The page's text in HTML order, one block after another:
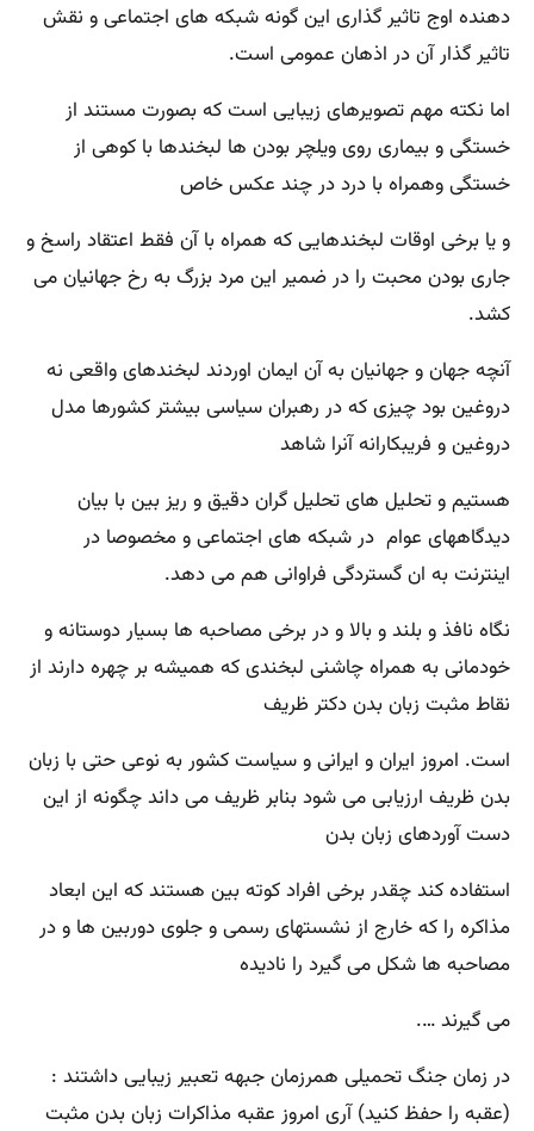
دهنده اوج تاثیر گذاری این گونه شبکه های اجتماعی و نقش
تاثیر گذار آن در اذهان عمومی است.
اما نکته مهم تصویرهای زیبایی است که بصورت مستند از
خستگی و بیماری روی ویلچر بودن ها لبخندها با کوهی از
خستگی وهمراه با درد در چند عکس خاص
و یا برخی اوقات لبخندهایی که همراه با آن فقط اعتقاد راسخ و
جاری بودن محبت را در ضمیر این مرد بزرگ به رخ جهانیان می
کشد.
آنچه جهان و جهانیان به آن ایمان اوردند لبخندهای واقعی نه
دروغین بود چیزی که در رهبران سیاسی بیشتر کشورها مدل
دروغین و فریبکارانه آنرا شاهد
هستیم و تحلیل های تحلیل گران دقیق و ریز بین با بیان
دیدگاههای عوام در شبکه های اجتماعی و مخصوصا در
اینترنت به ان گستردگی فراوانی هم می دهد.
نگاه نافذ و بلند و بالا و در برخی مصاحبه ها بسیار دوستانه و
خودمانی به همراه چاشنی لبخندی که همیشه بر چهره دارند از
نقاط مثبت زبان بدن دکتر ظریف
است. امروز ایران و ایرانی و سیاست کشور به نوعی حتی با زبان
بدن ظریف ارزیابی می شود بنابر ظریف می داند چگونه از این
دست آوردهای زبان بدن
استفاده کند چقدر برخی افراد کوته بین هستند که این ابعاد
مذاکره را که خارج از نشستهای رسمی و جلوی دوربین ها و در
مصاحبه ها شکل می گیرد را نادیده
می گیرند ….
در زمان جنگ تحمیلی همرزمان جبهه تعبیر زیبایی داشتند :
(عقبه را حفظ کنید) آری امروز عقبه مذاکرات زبان بدن مثبت